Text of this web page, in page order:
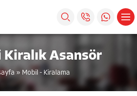
Kiralık Asansör
» Mobil - Kiralama